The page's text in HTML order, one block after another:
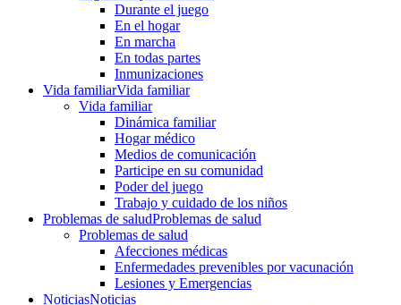
Durante el juego
En el hogar
En marcha
En todas partes
Inmunizaciones
Vida familiarVida familiar
Vida familiar
Dinámica familiar
Hogar médico
Medios de comunicación
Participe en su comunidad
Poder del juego
Trabajo y cuidado de los niños
Problemas de saludProblemas de salud
Problemas de salud
Afecciones médicas
Enfermedades prevenibles por vacunación
Lesiones y Emergencias
NoticiasNoticias